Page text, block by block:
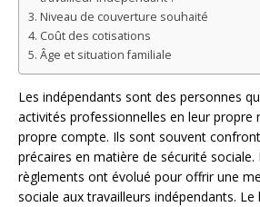
Niveau de couverture souhaité
Coût des cotisations
Âge et situation familiale
Les indépendants sont des personnes
activités professionnelles en leur propre
propre compte. Ils sont souvent
précaires en matière de sécurité
règlements ont évolué pour offrir une
sociale aux travailleurs indépendants.